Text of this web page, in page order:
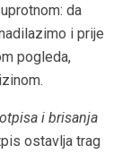
da
i prije
pogleda,
i brisanja
ostavlja trag